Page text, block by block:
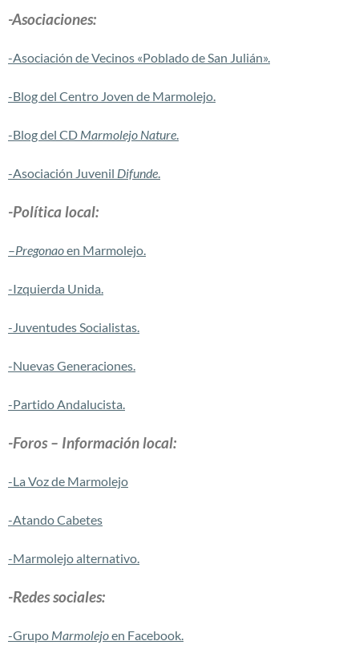
-Asociaciones:
-Asociación de Vecinos «Poblado de San Julián».
-Blog del Centro Joven de Marmolejo.
-Blog del CD Marmolejo Nature
-Asociación Juvenil Difunde
-Política local:
–Pregonaoen Marmolejo.
-Izquierda Unida.
-Juventudes Socialistas.
-Nuevas Generaciones.
-Partido Andalucista.
-Foros – Información local:
-La Voz de Marmolejo
-Atando Cabetes
-Marmolejo alternativo.
-Redes sociales:
-Grupo Marmolejoen Facebook.